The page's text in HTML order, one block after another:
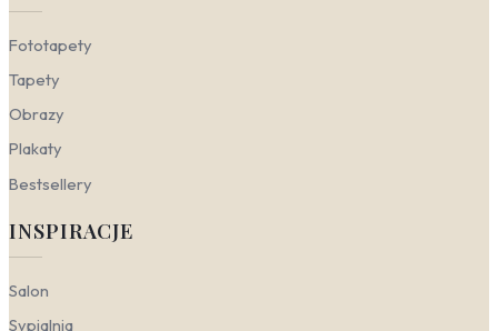
Fototapety
Tapety
Obrazy
Plakaty
Bestsellery
INSPIRACJE
Salon
Sypialnia